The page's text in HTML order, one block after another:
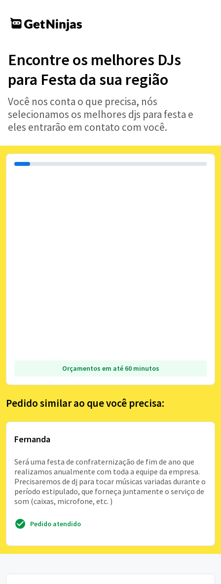
Encontre os melhores DJs
para Festa da sua região
Você nos conta o que precisa, nós
selecionamos os melhores djs para festa e
eles entrarão em contato com você.
Orçamentos em até 60 minutos
Pedido similar ao que você precisa:
Fernanda
Será uma festa de confraternização de fim de ano que
realizamos anualmente com toda a equipe da empresa.
Precisaremos de dj para tocar músicas variadas durante o
período estipulado, que forneça juntamente o serviço de
som (caixas, microfone, etc. )
Pedido atendido